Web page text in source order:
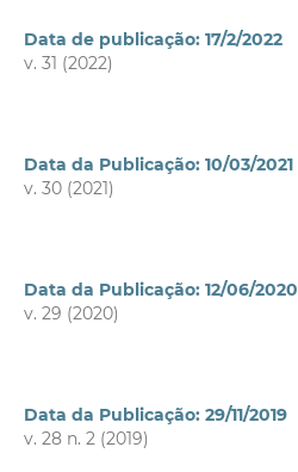
Data de publicação: 17/2/2022
v. 31 (2022)
Data da Publicação: 10/03/2021
v. 30 (2021)
Data da Publicação: 12/06/2020
v. 29 (2020)
Data da Publicação: 29/11/2019
v. 28 n. 2 (2019)